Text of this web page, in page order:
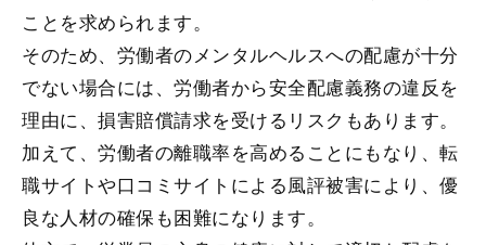
ことを求められます。
そのため、労働者のメンタルヘルスへの配慮が十分
でない場合には、労働者から安全配慮義務の違反を
理由に、損害賠償請求を受けるリスクもあります。
加えて、労働者の離職率を高めることにもなり、転
職サイトや口コミサイトによる風評被害により、優
良な人材の確保も困難になります。